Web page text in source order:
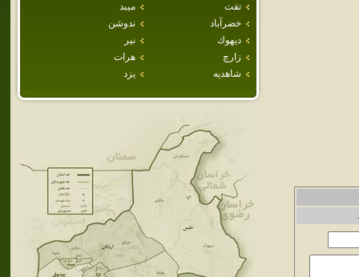
تفت
ميبد
خضرآباد
ندوشن
ديهوك
نير
زارچ
هرات
شاهديه
يزد